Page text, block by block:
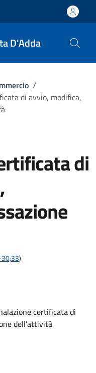
D'Adda
/
di avvio, modifica,
di
)
certificata di
dell'attività